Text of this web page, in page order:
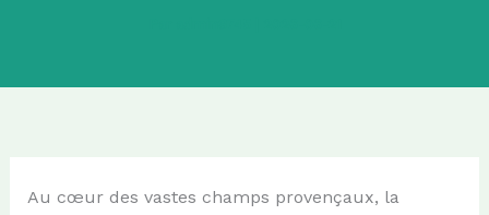
Au cœur des vastes champs provençaux, la